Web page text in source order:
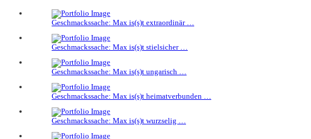
Geschmackssache: Max is(s)t extraordinär …
Geschmackssache: Max is(s)t stielsicher …
Geschmackssache: Max is(s)t ungarisch …
Geschmackssache: Max is(s)t heimatverbunden …
Geschmackssache: Max is(s)t wurzselig …